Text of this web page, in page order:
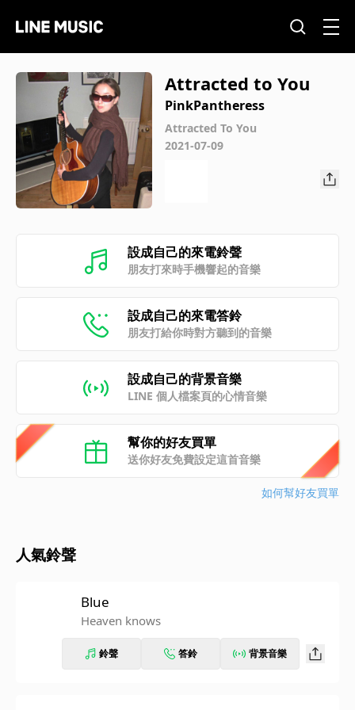
Attracted to You
PinkPantheress
Attracted To You
2021-07-09
設成自己的來電鈴聲
朋友打來時手機響起的音樂
設成自己的來電答鈴
朋友打給你時對方聽到的音樂
設成自己的背景音樂
LINE 個人檔案頁的心情音樂
幫你的好友買單
送你好友免費設定這首音樂
如何幫好友買單
人氣鈴聲
Blue
Heaven knows
鈴聲 答鈴 背景音樂